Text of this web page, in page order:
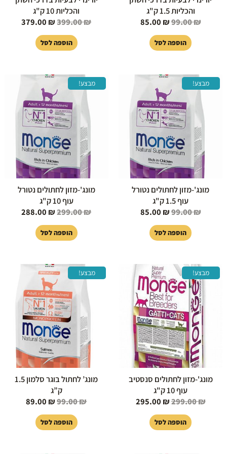
והכליות 1.5 ק"ג
99.00₪
85.00 ₪
הוספה לסל
והכליות 10 ק"ג
399.00₪
379.00 ₪
הוספה לסל
מבצע!
מונג'-מזון לחתולים נטורל
עוף 1.5 ק"ג
99.00₪
המחיר
המקורי
היה:
99.00 ₪.
85.00 ₪
הוא:
85.00 ₪.
הוספה לסל
מבצע!
מונג'-מזון לחתולים נטורל
עוף 10 ק"ג
299.00₪
המחיר
המקורי
היה:
299.00 ₪.
288.00 ₪
₪.
הוספה לסל
מבצע!
מונג'-מזון לחתולים סנסטיב
עוף 10 ק"ג
299.00₪
המחיר
המקורי
היה:
299.00 ₪.
295.00 ₪
המחיר
הנוכחי
הוא:
295.00 ₪.
הוספה לסל
מבצע!
מונג’ לחתול בוגר סלמון 1.5
ק”ג
99.00₪
המחיר
המקורי
היה:
99.00 ₪.
89.00 ₪
הוא:
89.00 ₪.
הוספה לסל